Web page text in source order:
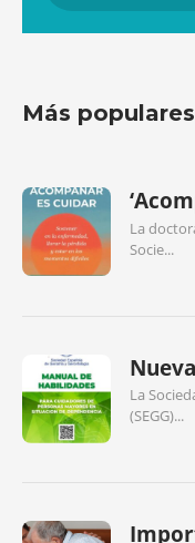
Más populares
La
Socie...
La
(SEGG)...